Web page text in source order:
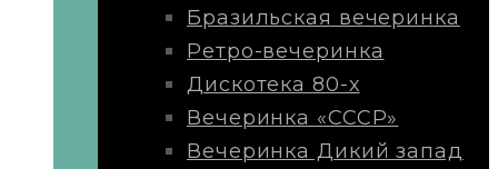
Бразильская вечеринка
Ретро-вечеринка
Дискотека 80-х
Вечеринка «СССР»
Вечеринка Дикий запад